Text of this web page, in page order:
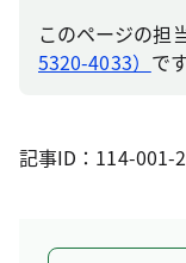
このページの担
5320-4033） です
記事ID：114-001-